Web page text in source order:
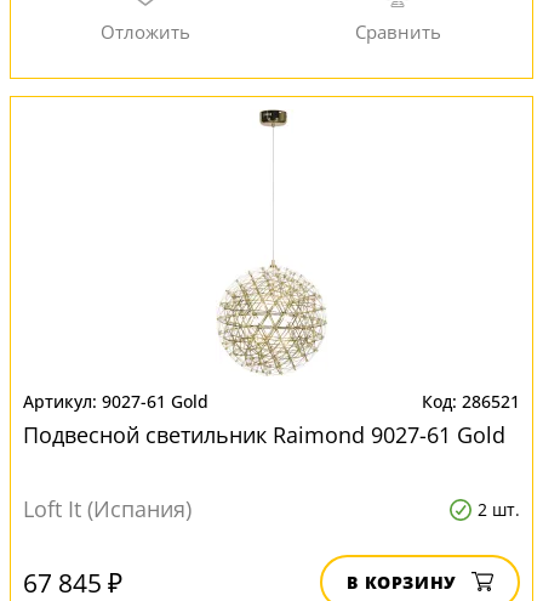
9027-61 Gold 286521
Подвесной светильник Raimond 9027-61 Gold
Loft It (Испания) 2 шт.
67 845 ₽ В КОРЗИНУ